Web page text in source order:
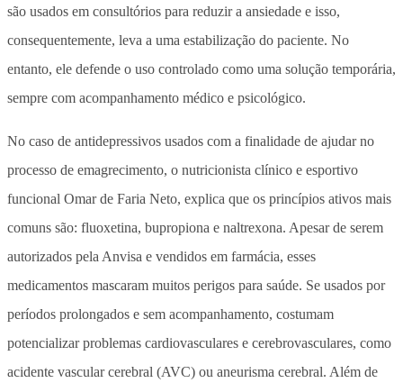
são usados em consultórios para reduzir a ansiedade e isso,
consequentemente, leva a uma estabilização do paciente. No
entanto, ele defende o uso controlado como uma solução temporária,
sempre com acompanhamento médico e psicológico.
No caso de antidepressivos usados com a finalidade de ajudar no
processo de emagrecimento, o nutricionista clínico e esportivo
funcional Omar de Faria Neto, explica que os princípios ativos mais
comuns são: fluoxetina, bupropiona e naltrexona. Apesar de serem
autorizados pela Anvisa e vendidos em farmácia, esses
medicamentos mascaram muitos perigos para saúde. Se usados por
períodos prolongados e sem acompanhamento, costumam
potencializar problemas cardiovasculares e cerebrovasculares, como
acidente vascular cerebral (AVC) ou aneurisma cerebral. Além de